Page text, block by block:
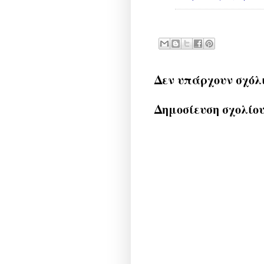
Δεν υπάρχουν
Δημοσίευση